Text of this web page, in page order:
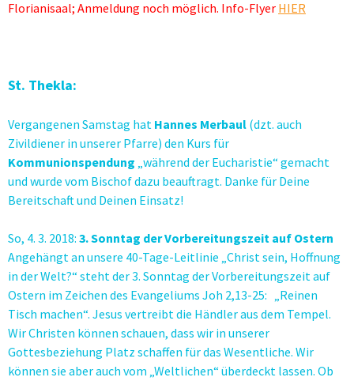
Florianisaal; Anmeldung noch möglich. Info-Flyer HIER
St. Thekla:
Vergangenen Samstag hat Hannes Merbaul (dzt. auch
Zivildiener in unserer Pfarre) den Kurs für
Kommunionspendung „während der Eucharistie“ gemacht
und wurde vom Bischof dazu beauftragt. Danke für Deine
Bereitschaft und Deinen Einsatz!
So, 4. 3. 2018: 3. Sonntag der Vorbereitungszeit auf Ostern
Angehängt an unsere 40-Tage-Leitlinie „Christ sein, Hoffnung
in der Welt?“ steht der 3. Sonntag der Vorbereitungszeit auf
Ostern im Zeichen des Evangeliums Joh 2,13-25: „Reinen
Tisch machen“. Jesus vertreibt die Händler aus dem Tempel.
Wir Christen können schauen, dass wir in unserer
Gottesbeziehung Platz schaffen für das Wesentliche. Wir
können sie aber auch vom „Weltlichen“ überdeckt lassen. Ob